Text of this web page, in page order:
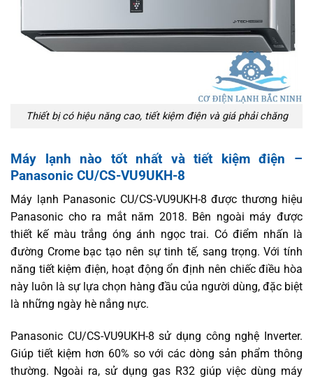
Thiết bị có hiệu năng cao, tiết kiệm điện và giá phải chăng
Máy lạnh nào tốt nhất và tiết kiệm điện –
Panasonic CU/CS-VU9UKH-8
Máy lạnh Panasonic CU/CS-VU9UKH-8 được thương hiệu
Panasonic cho ra mắt năm 2018. Bên ngoài máy được
thiết kế màu trắng óng ánh ngọc trai. Có điểm nhấn là
đường Crome bạc tạo nên sự tinh tế, sang trọng. Với tính
năng tiết kiệm điện, hoạt động ổn định nên chiếc điều hòa
này luôn là sự lựa chọn hàng đầu của người dùng, đặc biệt
là những ngày hè nắng nực.
Panasonic CU/CS-VU9UKH-8 sử dụng công nghệ Inverter.
Giúp tiết kiệm hơn 60% so với các dòng sản phẩm thông
thường. Ngoài ra, sử dụng gas R32 giúp việc dùng máy